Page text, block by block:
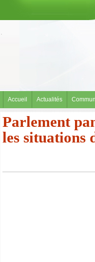
Accueil Actualités
Parlement
les situations